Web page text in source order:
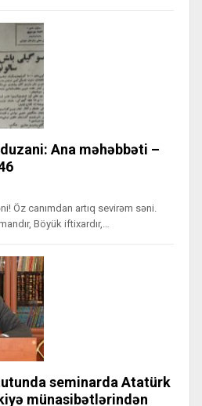
Ana məhəbbəti –
Öz canımdan artıq sevirəm səni.
Böyük iftixardır,…
seminarda Atatürk
münasibətlərindən